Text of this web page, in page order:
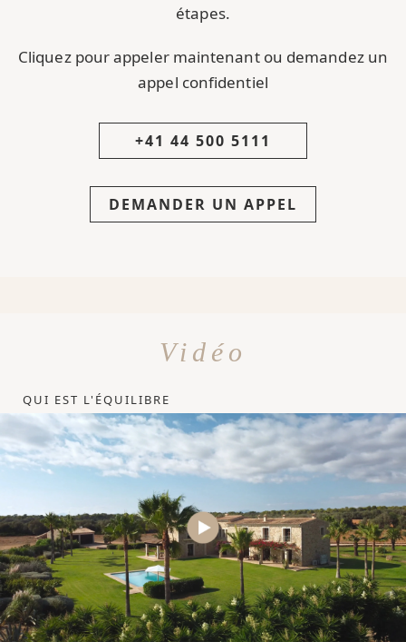
étapes.
Cliquez pour appeler maintenant ou demandez un
appel confidentiel
+41 44 500 5111
DEMANDER UN APPEL
Vidéo
QUI EST L'ÉQUILIBRE